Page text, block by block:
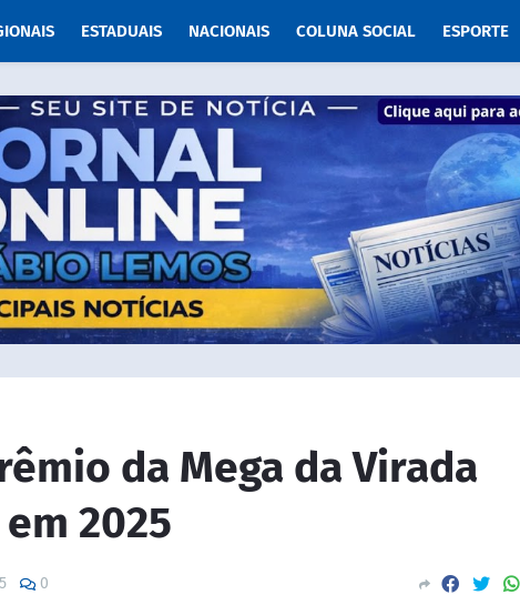
ESTADUAIS NACIONAIS COLUNA SOCIAL ESPORTE
da Mega da Virada
2025
0